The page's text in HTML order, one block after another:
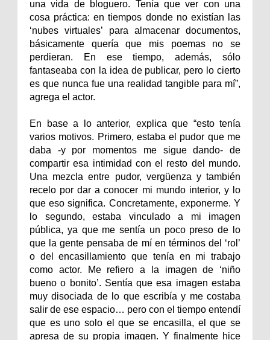
una vida de bloguero. Tenía que ver con una
cosa práctica: en tiempos donde no existían las
‘nubes virtuales’ para almacenar documentos,
básicamente quería que mis poemas no se
perdieran. En ese tiempo, además, sólo
fantaseaba con la idea de publicar, pero lo cierto
es que nunca fue una realidad tangible para mí”,
agrega el actor.
En base a lo anterior, explica que “esto tenía
varios motivos. Primero, estaba el pudor que me
daba -y por momentos me sigue dando- de
compartir esa intimidad con el resto del mundo.
Una mezcla entre pudor, vergüenza y también
recelo por dar a conocer mi mundo interior, y lo
que eso significa. Concretamente, exponerme. Y
lo segundo, estaba vinculado a mi imagen
pública, ya que me sentía un poco preso de lo
que la gente pensaba de mí en términos del ‘rol’
o del encasillamiento que tenía en mi trabajo
como actor. Me refiero a la imagen de ‘niño
bueno o bonito’. Sentía que esa imagen estaba
muy disociada de lo que escribía y me costaba
salir de ese espacio… pero con el tiempo entendí
que es uno solo el que se encasilla, el que se
apresa de su propia imagen. Y finalmente hice